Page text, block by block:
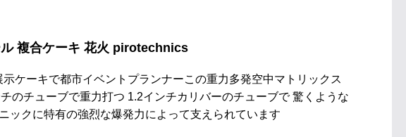
複合ケーキ 花火 pirotechnics
ケーキで都市イベントプランナーこの重力多発空中マトリックス
のチューブで重力打つ 1.2インチカリバーのチューブで 驚くような
ックに特有の強烈な爆発力によって支えられています